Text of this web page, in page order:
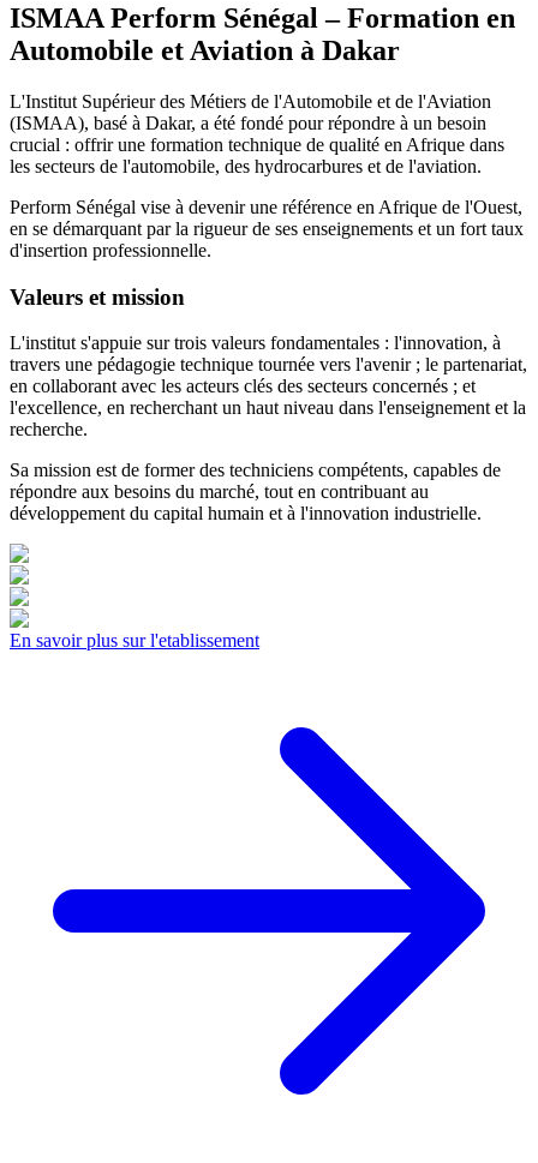
ISMAA Perform Sénégal – Formation en
Automobile et Aviation à Dakar
L'Institut Supérieur des Métiers de l'Automobile et de l'Aviation
(ISMAA), basé à Dakar, a été fondé pour répondre à un besoin
crucial : offrir une formation technique de qualité en Afrique dans
les secteurs de l'automobile, des hydrocarbures et de l'aviation.
Perform Sénégal vise à devenir une référence en Afrique de l'Ouest,
en se démarquant par la rigueur de ses enseignements et un fort taux
d'insertion professionnelle.
Valeurs et mission
L'institut s'appuie sur trois valeurs fondamentales : l'innovation, à
travers une pédagogie technique tournée vers l'avenir ; le partenariat,
en collaborant avec les acteurs clés des secteurs concernés ; et
l'excellence, en recherchant un haut niveau dans l'enseignement et la
recherche.
Sa mission est de former des techniciens compétents, capables de
répondre aux besoins du marché, tout en contribuant au
développement du capital humain et à l'innovation industrielle.
En savoir plus sur l'etablissement